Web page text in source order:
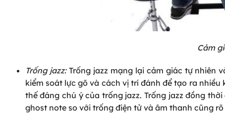
Cảm
Trống jazz: Trống jazz mạng lại cảm giác tự nhiên
kiểm soát lực gõ và cách vị trí đánh để tạo ra
thế đáng chú ý của trống jazz. Trống jazz đồng
ghost note so với trống điện tử và âm thanh cũng